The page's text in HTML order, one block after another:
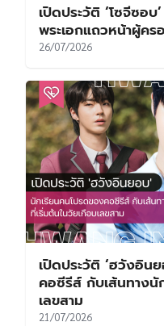
เปิดประวัติ ‘โซจีซอ
พระเอกแถวหน้าผู้ค
26/07/2026
เปิดประวัติ ‘ฮวังอิน
คอซีรีส์ กับเส้นทางนั
เลขสาม
21/07/2026